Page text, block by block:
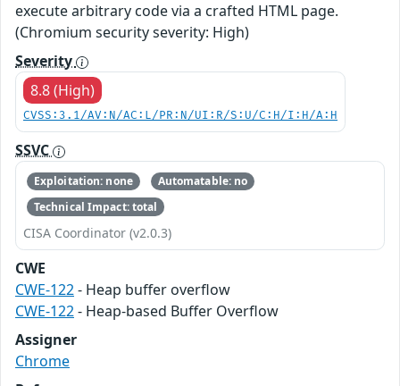
execute arbitrary code via a crafted HTML page.
(Chromium security severity: High)
Severity
8.8 (High)
CVSS:3.1/AV:N/AC:L/PR:N/UI:R/S:U/C:H/I:H/A:H
SSVC
Exploitation: none
Automatable: no
Technical Impact: total
CISA Coordinator (v2.0.3)
CWE
CWE-122- Heap buffer overflow
CWE-122- Heap-based Buffer Overflow
Assigner
Chrome